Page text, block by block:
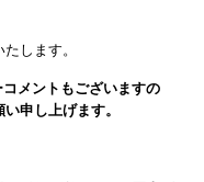
します。
メントもございますの
申し上げます。